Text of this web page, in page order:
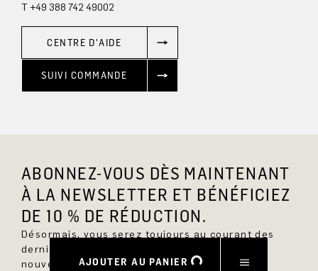
AJOUTER AU PANIER
T +49 388 742 49002
CENTRE D'AIDE
SUIVI COMMANDE
ABONNEZ-VOUS DÈS MAINTENANT
À LA NEWSLETTER ET BÉNÉFICIEZ
DE 10 % DE RÉDUCTION.
Désormais, vous serez toujours au courant des
dernières nouveautés et ne manquerez aucun
nouveau modèle dans la boutique en ligne